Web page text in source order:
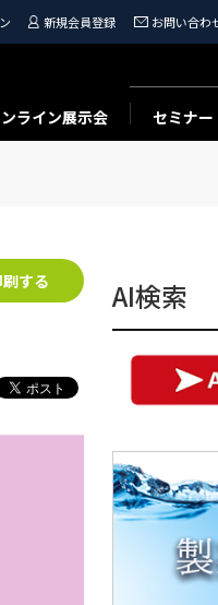
新規会員登録 お問い合わ
ライン展示会 セミナー
する AI検索